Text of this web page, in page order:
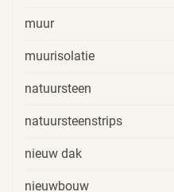
muur
muurisolatie
natuursteen
natuursteenstrips
nieuw dak
nieuwbouw